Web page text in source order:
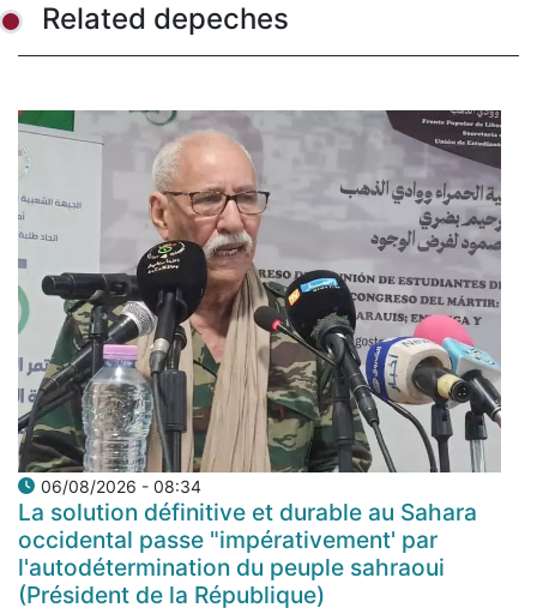
Related depeches
06/08/2026 - 08:34
La solution définitive et durable au Sahara
occidental passe "impérativement' par
l'autodétermination du peuple sahraoui
(Président de la République)